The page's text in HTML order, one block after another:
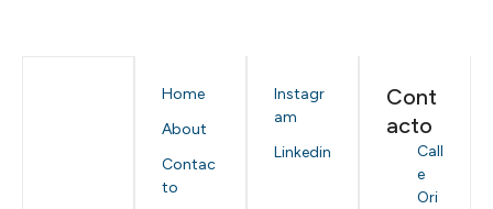
Home
About
Contac
to
Instagr
am
Linkedin
Cont
acto
Call
e
Ori